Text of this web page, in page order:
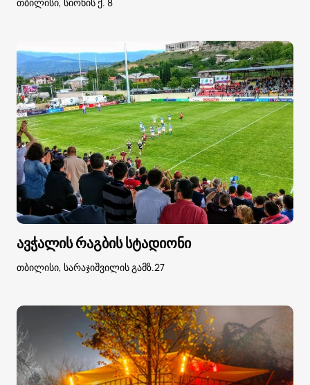
თბილისი, სიონის ქ. 8
ავჭალის რაგბის სტადიონი
თბილისი, სარაჯიშვილის გამზ.27